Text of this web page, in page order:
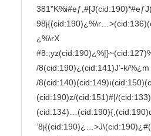
¿%\rX
/8(cid:190)¿(cid:141)J’-k/%¿m
/
(cid:190)z/(cid:151)#|/